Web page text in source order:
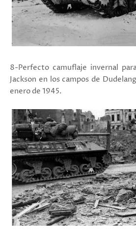
8-Perfecto camuflaje invernal
Jackson en los campos de
enero de 1945.